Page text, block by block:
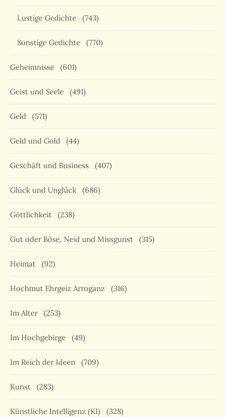
Lustige Gedichte (743)
Sonstige Gedichte (770)
Geheimnisse (601)
Geist und Seele (491)
Geld (571)
Geld und Gold (44)
Geschäft und Business (407)
Glück und Unglück (686)
Göttlichkeit (238)
Gut oder Böse, Neid und Missgunst (315)
Heimat (92)
Hochmut Ehrgeiz Arroganz (316)
Im Alter (253)
Im Hochgebirge (49)
Im Reich der Ideen (709)
Kunst (283)
Künstliche Intelligenz (KI) (328)